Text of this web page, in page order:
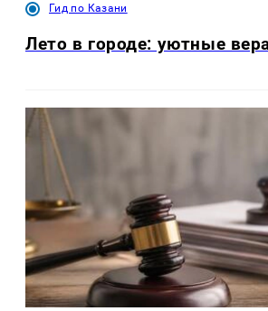
Гид по Казани
Лето в городе: уютные